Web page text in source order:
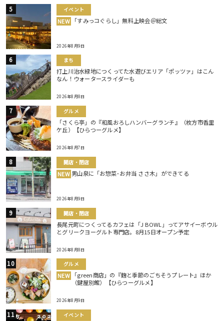
イベント
NEW 「すみっコぐらし」無料上映会＠総文
2026年8月9日
まち
打上川治水緑地につくってた水遊びエリア「ポッツァ」はこん
なん！ウォータースライダーも
2026年8月8日
グルメ
「さくら亭」の『和風おろしハンバーグランチ』（枚方市香里
ケ丘）【ひらつーグルメ】
2026年8月7日
開店・閉店
NEW 男山泉に「お惣菜･お弁当 ささ木」ができてる
2026年8月9日
開店・閉店
長尾元町につくってるカフェは「J BOWL」ってアサイーボウル
とグリークヨーグルト専門店。8月15日オープン予定
2026年8月8日
グルメ
NEW
「green商店」の『麹と季節のごちそうプレート』ほか
（鍵屋別館）【ひらつーグルメ】
2026年8月9日
イベント